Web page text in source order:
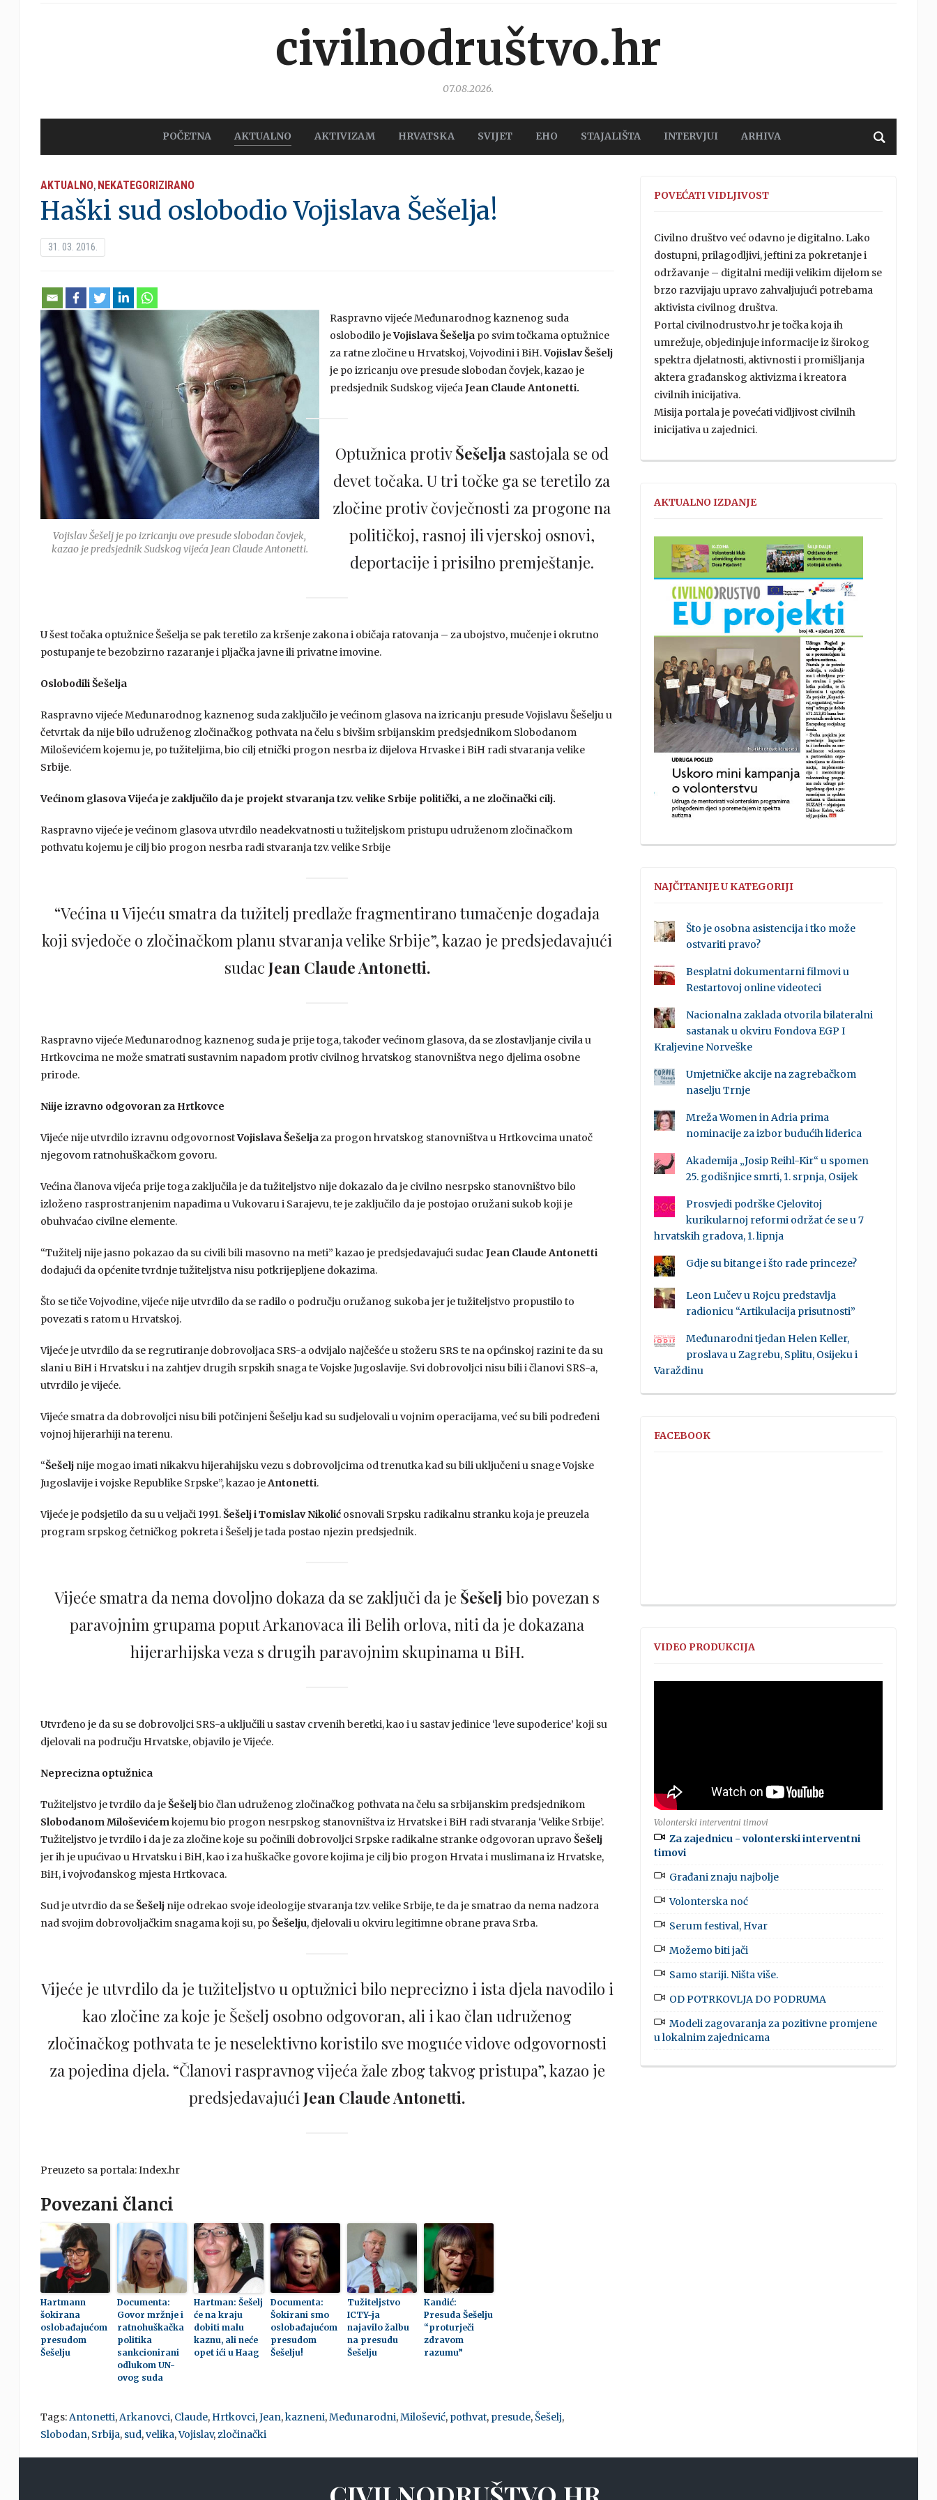
civilnodruštvo.hr
07.08.2026.
POČETNA AKTUALNO AKTIVIZAM HRVATSKA SVIJET EHO STAJALIŠTA INTERVJUI ARHIVA
AKTUALNO, NEKATEGORIZIRANO
Haški sud oslobodio Vojislava Šešelja!
31. 03. 2016.
Vojislav Šešelj je po izricanju ove presude slobodan čovjek,
kazao je predsjednik Sudskog vijeća Jean Claude Antonetti.
Raspravno vijeće Međunarodnog kaznenog suda
oslobodilo jeVojislava Šešeljapo svim točkama optužnice
za ratne zločine u Hrvatskoj, Vojvodini i BiH.Vojislav Šešelj
je po izricanju ove presude slobodan čovjek, kazao je
predsjednik Sudskog vijećaJean Claude Antonetti.
Optužnica protivŠešeljasastojala se od
devet točaka. U tri točke ga se teretilo za
zločine protiv čovječnosti za progone na
političkoj, rasnoj ili vjerskoj osnovi,
deportacije i prisilno premještanje.
U šest točaka optužnice Šešelja se pak teretilo za kršenje zakona i običaja ratovanja – za ubojstvo, mučenje i okrutno
postupanje te bezobzirno razaranje i pljačka javne ili privatne imovine.
Oslobodili Šešelja
Raspravno vijeće Međunarodnog kaznenog suda zaključilo je većinom glasova na izricanju presude Vojislavu Šešelju u
četvrtak da nije bilo udruženog zločinačkog pothvata na čelu s bivšim srbijanskim predsjednikom Slobodanom
Miloševićem kojemu je, po tužiteljima, bio cilj etnički progon nesrba iz dijelova Hrvaske i BiH radi stvaranja velike
Srbije.
Većinom glasova Vijeća je zaključilo da je projekt stvaranja tzv. velike Srbije politički, a ne zločinački cilj.
Raspravno vijeće je većinom glasova utvrdilo neadekvatnosti u tužiteljskom pristupu udruženom zločinačkom
pothvatu kojemu je cilj bio progon nesrba radi stvaranja tzv. velike Srbije
“Većina u Vijeću smatra da tužitelj predlaže fragmentirano tumačenje događaja
koji svjedoče o zločinačkom planu stvaranja velike Srbije”, kazao je predsjedavajući
sudac Jean Claude Antonetti.
Raspravno vijeće Međunarodnog kaznenog suda je prije toga, također većinom glasova, da se zlostavljanje civila u
Hrtkovcima ne može smatrati sustavnim napadom protiv civilnog hrvatskog stanovništva nego djelima osobne
prirode.
Niije izravno odgovoran za Hrtkovce
Vijeće nije utvrdilo izravnu odgovornostVojislava Šešeljaza progon hrvatskog stanovništva u Hrtkovcima unatoč
njegovom ratnohuškačkom govoru.
Većina članova vijeća prije toga zaključila je da tužiteljstvo nije dokazalo da je civilno nesrpsko stanovništvo bilo
izloženo rasprostranjenim napadima u Vukovaru i Sarajevu, te je zaključilo da je postojao oružani sukob koji je
obuhvaćao civilne elemente.
“Tužitelj nije jasno pokazao da su civili bili masovno na meti” kazao je predsjedavajući sudac Jean Claude Antonetti
dodajući da općenite tvrdnje tužiteljstva nisu potkrijepljene dokazima.
Što se tiče Vojvodine, vijeće nije utvrdilo da se radilo o području oružanog sukoba jer je tužiteljstvo propustilo to
povezati s ratom u Hrvatskoj.
Vijeće je utvrdilo da se regrutiranje dobrovoljaca SRS-a odvijalo najčešće u stožeru SRS te na općinskoj razini te da su
slani u BiH i Hrvatsku i na zahtjev drugih srpskih snaga te Vojske Jugoslavije. Svi dobrovoljci nisu bili i članovi SRS-a,
utvrdilo je vijeće.
Vijeće smatra da dobrovoljci nisu bili potčinjeni Šešelju kad su sudjelovali u vojnim operacijama, već su bili podređeni
vojnoj hijerarhiji na terenu.
“Šešeljnije mogao imati nikakvu hijerahijsku vezu s dobrovoljcima od trenutka kad su bili uključeni u snage Vojske
Jugoslavije i vojske Republike Srpske”, kazao jeAntonetti.
Vijeće je podsjetilo da su u veljači 1991.Šešelj i Tomislav Nikolićosnovali Srpsku radikalnu stranku koja je preuzela
program srpskog četničkog pokreta i Šešelj je tada postao njezin predsjednik.
Vijeće smatra da nema dovoljno dokaza da se zaključi da je Šešelj bio povezan s
paravojnim grupama poput Arkanovaca ili Belih orlova, niti da je dokazana
hijerarhijska veza s drugih paravojnim skupinama u BiH.
Utvrđeno je da su se dobrovoljci SRS-a uključili u sastav crvenih beretki, kao i u sastav jedinice ‘leve supoderice’ koji su
djelovali na području Hrvatske, objavilo je Vijeće.
Neprecizna optužnica
Tužiteljstvo je tvrdilo da jeŠešeljbio član udruženog zločinačkog pothvata na čelu sa srbijanskim predsjednikom
Slobodanom Miloševićemkojemu bio progon nesrpskog stanovništva iz Hrvatske i BiH radi stvaranja ‘Velike Srbije’.
Tužiteljstvo je tvrdilo i da je za zločine koje su počinili dobrovoljci Srpske radikalne stranke odgovoran upravo Šešelj
jer ih je upućivao u Hrvatsku i BiH, kao i za huškačke govore kojima je cilj bio progon Hrvata i muslimana iz Hrvatske,
BiH, i vojvođanskog mjesta Hrtkovaca.
Sud je utvrdio da seŠešeljnije odrekao svoje ideologije stvaranja tzv. velike Srbije, te da je smatrao da nema nadzora
nad svojim dobrovoljačkim snagama koji su, po Šešelju, djelovali u okviru legitimne obrane prava Srba.
Vijeće je utvrdilo da je tužiteljstvo u optužnici bilo neprecizno i ista djela navodilo i
kao zločine za koje je Šešelj osobno odgovoran, ali i kao član udruženog
zločinačkog pothvata te je neselektivno koristilo sve moguće vidove odgovornosti
za pojedina djela. “Članovi raspravnog vijeća žale zbog takvog pristupa”, kazao je
predsjedavajućiJean Claude Antonetti.
Preuzeto sa portala: Index.hr
Povezani članci
Hartmann
šokirana
oslobađajućom
presudom
Šešelju
Documenta:
Govor mržnje i
ratnohuškačka
politika
sankcionirani
odlukom UN-
ovog suda
Hartman: Šešelj
će na kraju
dobiti malu
kaznu, ali neće
opet ići u Haag
Documenta:
Šokirani smo
oslobađajućom
presudom
Šešelju!
Tužiteljstvo
ICTY-ja
najavilo žalbu
na presudu
Šešelju
Kandić:
Presuda Šešelju
“proturječi
zdravom
razumu”
Tags:Antonetti,Arkanovci, Claude, Hrtkovci,Jean,kazneni,Međunarodni,Milošević, pothvat, presude, Šešelj,
Slobodan, Srbija, sud,velika,Vojislav,zločinački
POVEĆATI VIDLJIVOST
Civilno društvo već odavno je digitalno. Lako
dostupni, prilagodljivi, jeftini za pokretanje i
održavanje – digitalni mediji velikim dijelom se
brzo razvijaju upravo zahvaljujući potrebama
aktivista civilnog društva.
Portal civilnodrustvo.hr je točka koja ih
umrežuje, objedinjuje informacije iz širokog
spektra djelatnosti, aktivnosti i promišljanja
aktera građanskog aktivizma i kreatora
civilnih inicijativa.
Misija portala je povećati vidljivost civilnih
inicijativa u zajednici.
AKTUALNO IZDANJE
NAJČITANIJE U KATEGORIJI
Što je osobna asistencija i tko može
ostvariti pravo?
Besplatni dokumentarni filmovi u
Restartovoj online videoteci
Nacionalna zaklada otvorila bilateralni
sastanak u okviru Fondova EGP I
Kraljevine Norveške
Umjetničke akcije na zagrebačkom
naselju Trnje
Mreža Women in Adria prima
nominacije za izbor budućih liderica
Akademija „Josip Reihl-Kir“ u spomen
25. godišnjice smrti, 1. srpnja, Osijek
Prosvjedi podrške Cjelovitoj
kurikularnoj reformi održat će se u 7
hrvatskih gradova, 1. lipnja
Gdje su bitange i što rade princeze?
Leon Lučev u Rojcu predstavlja
radionicu “Artikulacija prisutnosti”
Međunarodni tjedan Helen Keller,
proslava u Zagrebu, Splitu, Osijeku i
Varaždinu
FACEBOOK
VIDEO PRODUKCIJA
Volonterski interventni timovi
Za zajednicu - volonterski interventni
timovi
Građani znaju najbolje
Volonterska noć
Serum festival, Hvar
Možemo biti jači
Samo stariji. Ništa više.
OD POTRKOVLJA DO PODRUMA
Modeli zagovaranja za pozitivne promjene
u lokalnim zajednicama